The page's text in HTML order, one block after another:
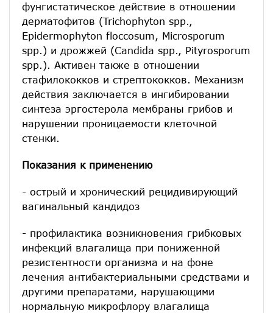
фунгистатическое действие в отношении
дерматофитов (Trichophyton spp.,
Epidermophyton floccosum, Microsporum
spp.) и дрожжей (Candida spp., Pityrosporum
spp.). Активен также в отношении
стафилококков и стрептококков. Механизм
действия заключается в ингибировании
синтеза эргостерола мембраны грибов и
нарушении проницаемости клеточной
стенки.
Показания к применению
- острый и хронический рецидивирующий
вагинальный кандидоз
- профилактика возникновения грибковых
инфекций влагалища при пониженной
резистентности организма и на фоне
лечения антибактериальными средствами и
другими препаратами, нарушающими
нормальную микрофлору влагалища